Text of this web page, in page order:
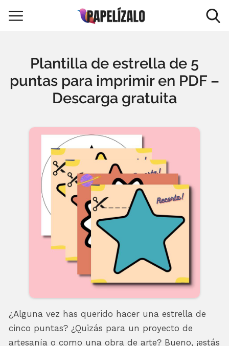
Plantilla de estrella de 5
puntas para imprimir en PDF –
Descarga gratuita
¿Alguna vez has querido hacer una estrella de
cinco puntas? ¿Quizás para un proyecto de
artesanía o como una obra de arte? Bueno, ¡estás